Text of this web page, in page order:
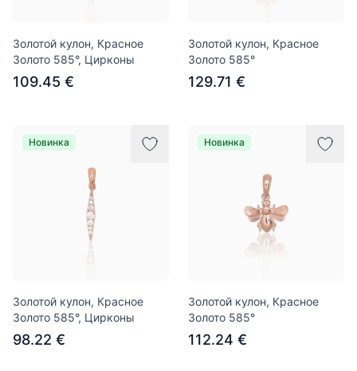
Золотой кулон, Красное
Золото 585°, Цирконы
109.45 €
Золотой кулон, Красное
Золото 585°
129.71 €
Новинка
Золотой кулон, Красное
Золото 585°, Цирконы
98.22 €
Новинка
Золотой кулон, Красное
Золото 585°
112.24 €